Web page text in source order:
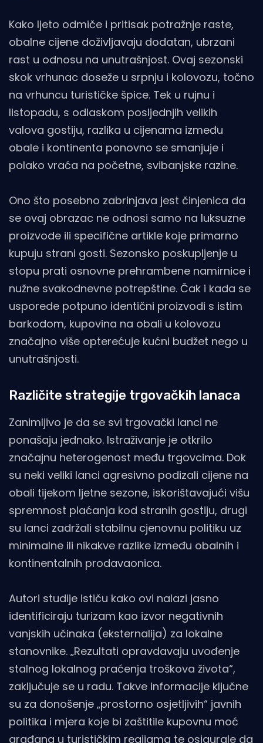
Kako ljeto odmiče i pritisak potražnje raste,
obalne cijene doživljavaju dodatan, ubrzani
rast u odnosu na unutrašnjost. Ovaj sezonski
skok vrhunac doseže u srpnju i kolovozu, točno
na vrhuncu turističke špice. Tek u rujnu i
listopadu, s odlaskom posljednjih velikih
valova gostiju, razlika u cijenama između
obale i kontinenta ponovno se smanjuje i
polako vraća na početne, svibanjske razine.
Ono što posebno zabrinjava jest činjenica da
se ovaj obrazac ne odnosi samo na luksuzne
proizvode ili specifične artikle koje primarno
kupuju strani gosti. Sezonsko poskupljenje u
stopu prati osnovne prehrambene namirnice i
nužne svakodnevne potrepštine. Čak i kada se
usporede potpuno identični proizvodi s istim
barkodom, kupovina na obali u kolovozu
značajno više opterećuje kućni budžet nego u
unutrašnjosti.
Različite strategije trgovačkih lanaca
Zanimljivo je da se svi trgovački lanci ne
ponašaju jednako. Istraživanje je otkrilo
značajnu heterogenost među trgovcima. Dok
su neki veliki lanci agresivno podizali cijene na
obali tijekom ljetne sezone, iskorištavajući višu
spremnost plaćanja kod stranih gostiju, drugi
su lanci zadržali stabilnu cjenovnu politiku uz
minimalne ili nikakve razlike između obalnih i
kontinentalnih prodavaonica.
Autori studije ističu kako ovi nalazi jasno
identificiraju turizam kao izvor negativnih
vanjskih učinaka (eksternalija) za lokalne
stanovnike. „Rezultati opravdavaju uvođenje
stalnog lokalnog praćenja troškova života“,
zaključuje se u radu. Takve informacije ključne
su za donošenje „prostorno osjetljivih“ javnih
politika i mjera koje bi zaštitile kupovnu moć
građana u turističkim regijama te osigurale da